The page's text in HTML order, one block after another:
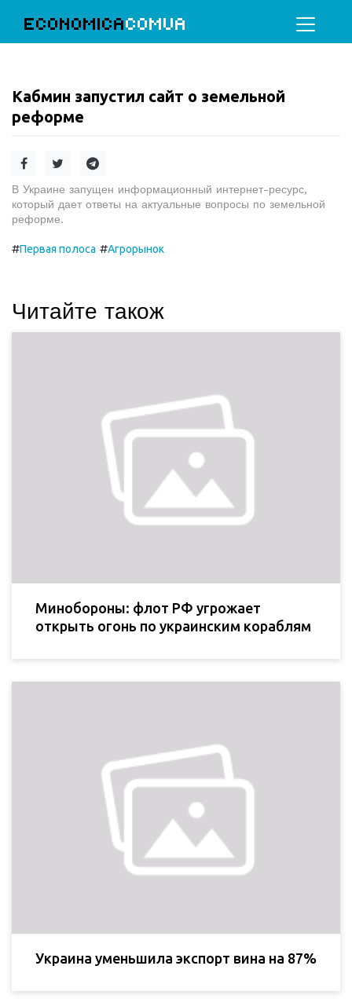
ECONOMICACOMUA
Кабмин запустил сайт о земельной
реформе
В Украине запущен информационный интернет-ресурс,
который дает ответы на актуальные вопросы по земельной
реформе.
#Первая полоса #Агрорынок
Читайте також
Минобороны: флот РФ угрожает
открыть огонь по украинским кораблям
Украина уменьшила экспорт вина на 87%